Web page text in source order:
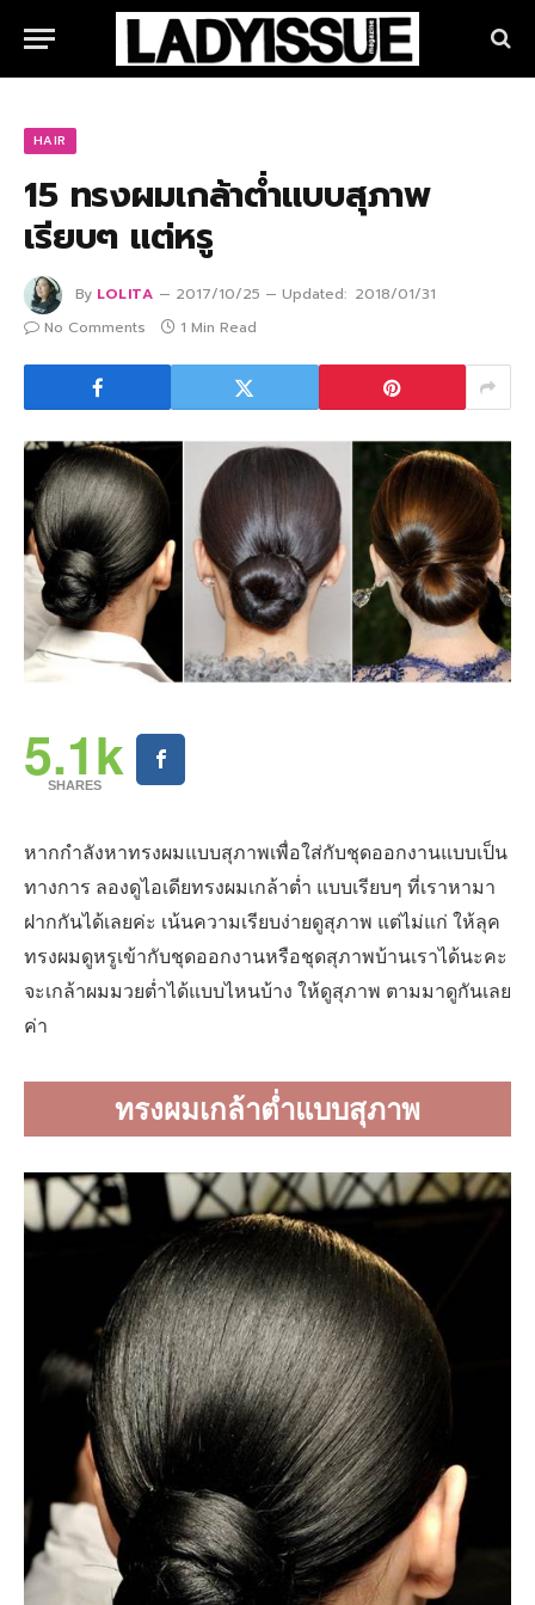
HAIR
15 ทรงผมเกล้าต่ำแบบสุภาพ
เรียบๆ แต่หรู
By LOLITA 2017/10/25 Updated: 2018/01/31
No Comments
1 Min Read
5.1k
SHARES
หากกำลังหาทรงผมแบบสุภาพเพื่อใส่กับชุดออกงานแบบเป็น
ทางการ ลองดูไอเดียทรงผมเกล้าต่ำ แบบเรียบๆ ที่เราหามา
ฝากกันได้เลยค่ะ เน้นความเรียบง่ายดูสุภาพ แต่ไม่แก่ ให้ลุค
ทรงผมดูหรูเข้ากับชุดออกงานหรือชุดสุภาพบ้านเราได้นะคะ
จะเกล้าผมมวยต่ำได้แบบไหนบ้าง ให้ดูสุภาพ ตามมาดูกันเลย
ค่า
ทรงผมเกล้าต่ำแบบสุภาพ